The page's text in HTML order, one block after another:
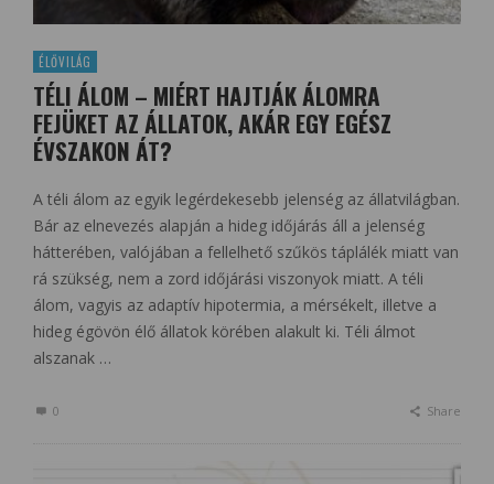
ÉLŐVILÁG
TÉLI ÁLOM – MIÉRT HAJTJÁK ÁLOMRA
FEJÜKET AZ ÁLLATOK, AKÁR EGY EGÉSZ
ÉVSZAKON ÁT?
A téli álom az egyik legérdekesebb jelenség az állatvilágban.
Bár az elnevezés alapján a hideg időjárás áll a jelenség
hátterében, valójában a fellelhető szűkös táplálék miatt van
rá szükség, nem a zord időjárási viszonyok miatt. A téli
álom, vagyis az adaptív hipotermia, a mérsékelt, illetve a
hideg égövön élő állatok körében alakult ki. Téli álmot
alszanak …
0 Share